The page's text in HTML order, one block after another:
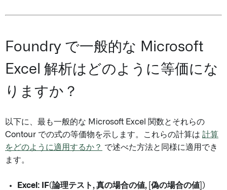
Foundry で一般的な Microsoft
Excel 解析はどのように等価にな
りますか？
以下に、最も一般的な Microsoft Excel 関数とそれらの
Contour での式の等価物を示します。これらの計算は 計算
をどのように適用するか？ で述べた方法と同様に適用でき
ます。
Excel: IF(論理テスト, 真の場合の値, [偽の場合の値])